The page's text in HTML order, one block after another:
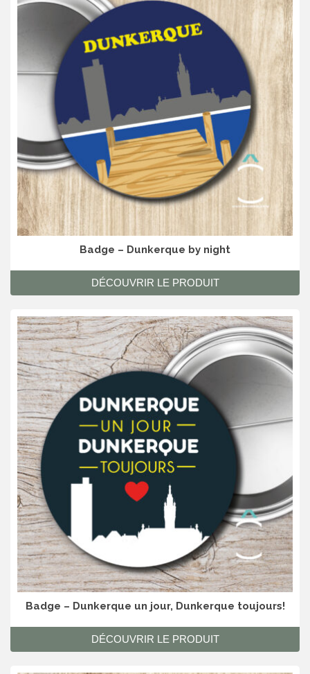
Badge – Dunkerque by night
DÉCOUVRIR LE PRODUIT
Badge – Dunkerque un jour, Dunkerque toujours!
DÉCOUVRIR LE PRODUIT